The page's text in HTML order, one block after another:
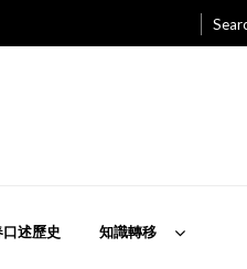
for:
述歷史 知識轉移